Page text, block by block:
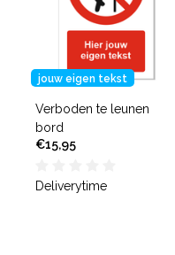
jouw eigen tekst
Verboden te leunen
bord
€15,95
Deliverytime